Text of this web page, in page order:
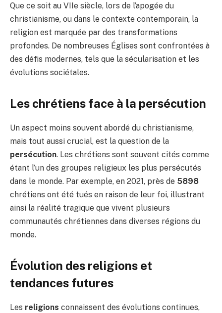
Que ce soit au VIIe siècle, lors de l’apogée du
christianisme, ou dans le contexte contemporain, la
religion est marquée par des transformations
profondes. De nombreuses Églises sont confrontées à
des défis modernes, tels que la sécularisation et les
évolutions sociétales.
Les chrétiens face à la persécution
Un aspect moins souvent abordé du christianisme,
mais tout aussi crucial, est la question de la
persécution. Les chrétiens sont souvent cités comme
étant l’un des groupes religieux les plus persécutés
dans le monde. Par exemple, en 2021, près de 5898
chrétiens ont été tués en raison de leur foi, illustrant
ainsi la réalité tragique que vivent plusieurs
communautés chrétiennes dans diverses régions du
monde.
Évolution des religions et
tendances futures
Les religions connaissent des évolutions continues,